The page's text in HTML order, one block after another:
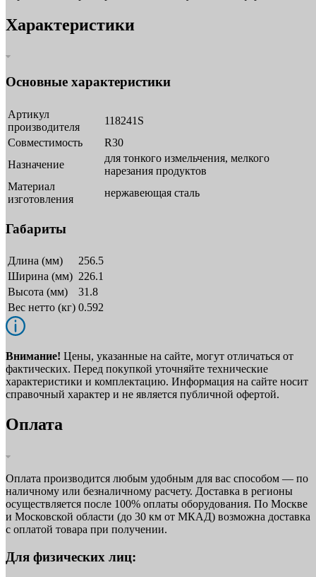
Характеристики
Основные характеристики
Артикул
производителя
118241S
Совместимость
R30
Назначение
для тонкого измельчения, мелкого
нарезания продуктов
Материал
изготовления
нержавеющая сталь
Габариты
Длина (мм)
256.5
Ширина (мм) 226.1
Высота (мм)
31.8
Вес нетто (кг) 0.592
Внимание! Цены, указанные на сайте, могут отличаться от
фактических. Перед покупкой уточняйте технические
характеристики и комплектацию. Информация на сайте носит
справочный характер и не является публичной офертой.
Оплата
Оплата производится любым удобным для вас способом — по
наличному или безналичному расчету. Доставка в регионы
осуществляется после 100% оплаты оборудования. По Москве
и Московской области (до 30 км от МКАД) возможна доставка
с оплатой товара при получении.
Для физических лиц: